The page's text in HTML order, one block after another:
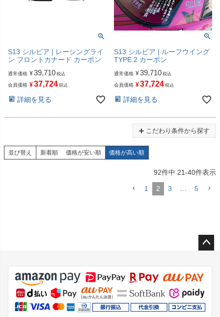
S13 シルビア | レーシングライ
ン フロントカナード カーボン
通常価格 ¥39,710 税込
会員価格 ¥37,724 税込
詳細を見る
S13 シルビア | ルーフウイング
TYPE.2 カーボン
通常価格 ¥39,710 税込
会員価格 ¥37,724 税込
詳細を見る
こだわり条件から探す
並び替え 新着順 価格が安い順 価格が高い順
92件中 21-40件表示
1 2 3 5
ジト
ップ
へ